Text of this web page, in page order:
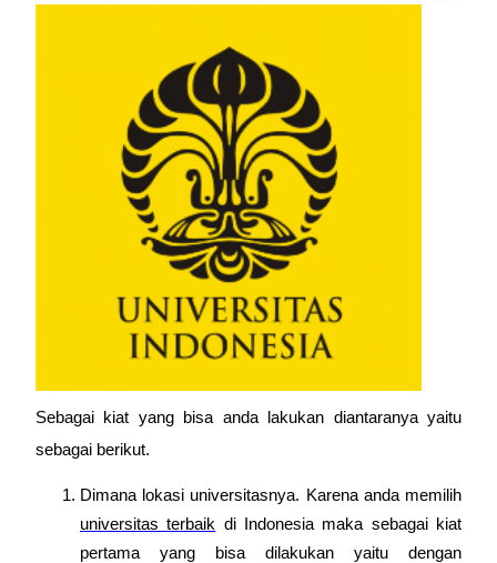
Sebagai kiat yang bisa anda lakukan diantaranya yaitu
sebagai berikut.
Dimana lokasi universitasnya. Karena anda memilih
universitas terbaik di Indonesia maka sebagai kiat
pertama yang bisa dilakukan yaitu dengan